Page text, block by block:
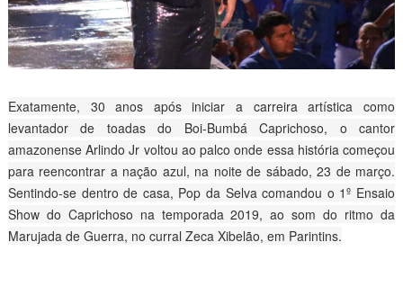
Exatamente, 30 anos após iniciar a carreira artística como
levantador de toadas do Boi-Bumbá Caprichoso, o cantor
amazonense Arlindo Jr voltou ao palco onde essa história começou
para reencontrar a nação azul, na noite de sábado, 23 de março.
Sentindo-se dentro de casa, Pop da Selva comandou o 1º Ensaio
Show do Caprichoso na temporada 2019, ao som do ritmo da
Marujada de Guerra, no curral Zeca Xibelão, em Parintins.